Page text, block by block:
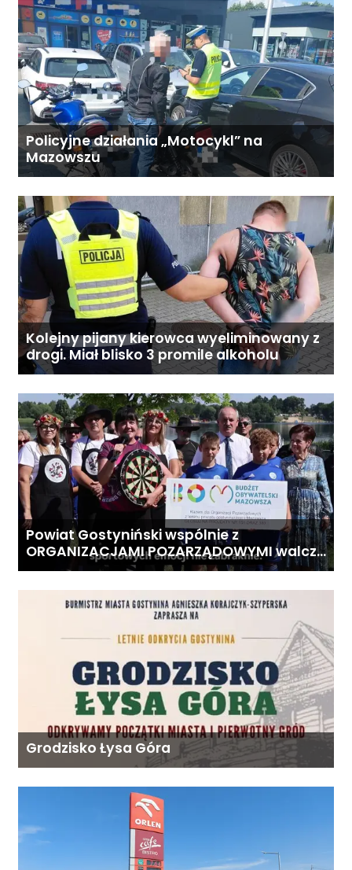
Policyjne działania „Motocykl” na
Mazowszu
Kolejny pijany kierowca wyeliminowany z
drogi. Miał blisko 3 promile alkoholu
Powiat Gostyniński wspólnie z
ORGANIZACJAMI POZARZĄDOWYMI walczą
o środki z Budżetu Obywatelskiego
terenu!
Grodzisko Łysa Góra